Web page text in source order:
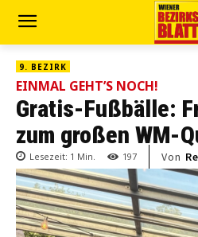
9. BEZIRK
EINMAL GEHT’S NOCH!
Gratis-Fußbälle:
zum großen WM-
Lesezeit: 1 Min. 197 Von